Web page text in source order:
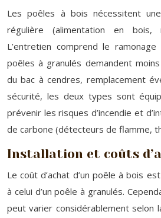
Les poêles à bois nécessitent
régulière (alimentation en bois,
L’entretien comprend le
poêles à granulés demandent
du bac à cendres, remplacement
sécurité, les deux types sont
prévenir les risques d’incendie et
de carbone (détecteurs de flamme,
Installation et coûts
Le coût d’achat d’un poêle à bois
à celui d’un poêle à granulés.
peut varier considérablement selon